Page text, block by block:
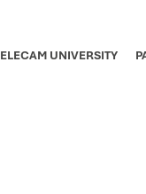
ELECAM UNIVERSITY